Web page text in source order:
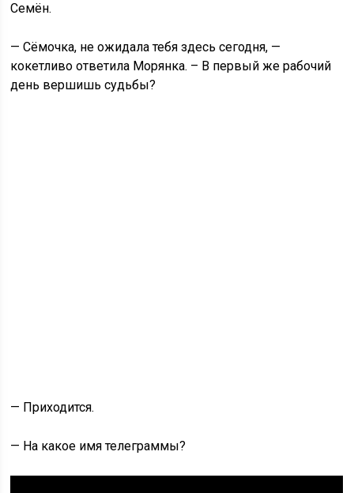
Семён.
— Сёмочка, не ожидала тебя здесь сегодня, —
кокетливо ответила Морянка. – В первый же рабочий
день вершишь судьбы?
— Приходится.
— На какое имя телеграммы?